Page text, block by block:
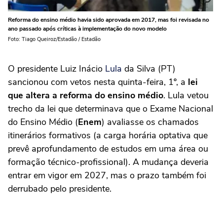
Reforma do ensino médio havia sido aprovada em 2017, mas foi revisada no
ano passado após críticas à implementação do novo modelo
Foto: Tiago Queiroz/Estadão / Estadão
O presidente Luiz Inácio Lula da Silva (PT)
sancionou com vetos nesta quinta-feira, 1º, a lei
que altera a reforma do ensino médio. Lula vetou
trecho da lei que determinava que o Exame Nacional
do Ensino Médio (Enem) avaliasse os chamados
itinerários formativos (a carga horária optativa que
prevê aprofundamento de estudos em uma área ou
formação técnico-profissional). A mudança deveria
entrar em vigor em 2027, mas o prazo também foi
derrubado pelo presidente.